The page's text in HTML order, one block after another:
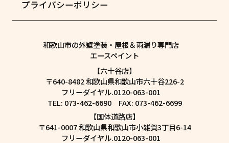
プライバシーポリシー
和歌山市の外壁塗装・屋根＆雨漏り専門店
エースペイント
【六十谷店】
〒640-8482 和歌山県和歌山市六十谷226-2
フリーダイヤル.0120-063-001
TEL: 073-462-6690 FAX: 073-462-6699
【国体道路店】
〒641-0007 和歌山県和歌山市小雑賀3丁目6-14
フリーダイヤル.0120-063-001